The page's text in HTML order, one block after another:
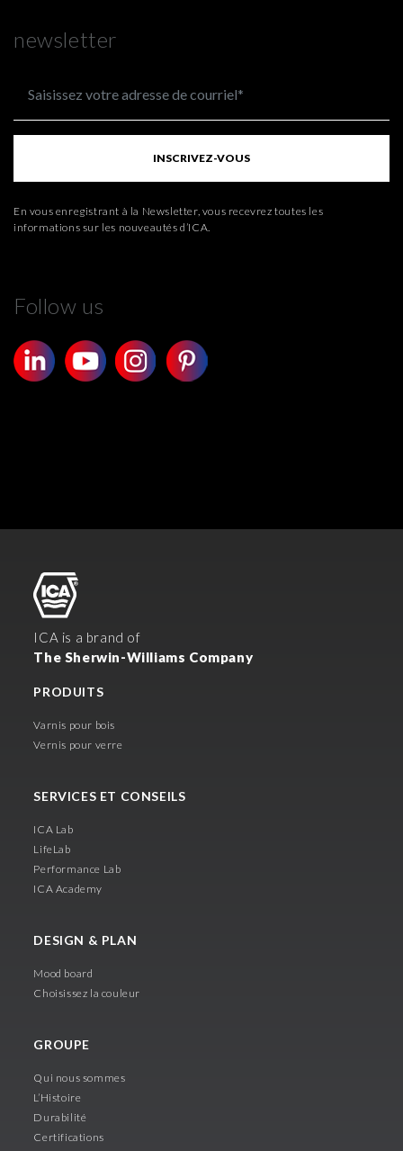
newsletter
INSCRIVEZ-VOUS
En vous enregistrant à la Newsletter, vous recevrez toutes les
informations sur les nouveautés d’ICA.
Follow us
ICA is a brand of
The Sherwin-Williams Company
PRODUITS
Varnis pour bois
Vernis pour verre
SERVICES ET CONSEILS
ICA Lab
LifeLab
Performance Lab
ICA Academy
DESIGN & PLAN
Mood board
Choisissez la couleur
GROUPE
Qui nous sommes
L’Histoire
Durabilité
Certifications